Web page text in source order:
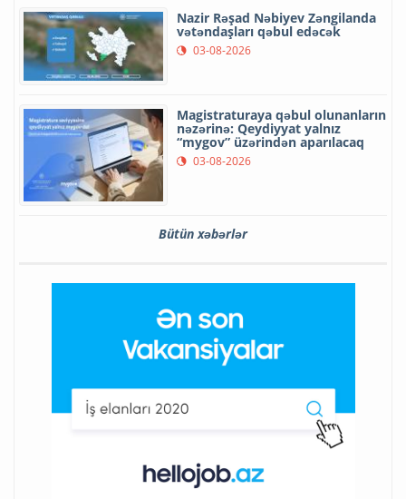
Nazir Rəşad Nəbiyev Zəngilanda
vətəndaşları qəbul edəcək
03-08-2026
Magistraturaya qəbul olunanların
nəzərinə: Qeydiyyat yalnız
“mygov” üzərindən aparılacaq
03-08-2026
Bütün xəbərlər